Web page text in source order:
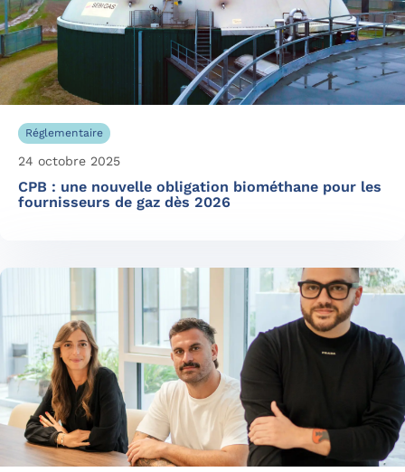
Réglementaire
24 octobre 2025
CPB : une nouvelle obligation biométhane pour les
fournisseurs de gaz dès 2026